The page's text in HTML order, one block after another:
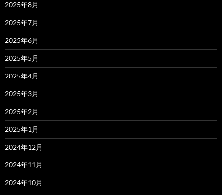
2025年8月
2025年7月
2025年6月
2025年5月
2025年4月
2025年3月
2025年2月
2025年1月
2024年12月
2024年11月
2024年10月